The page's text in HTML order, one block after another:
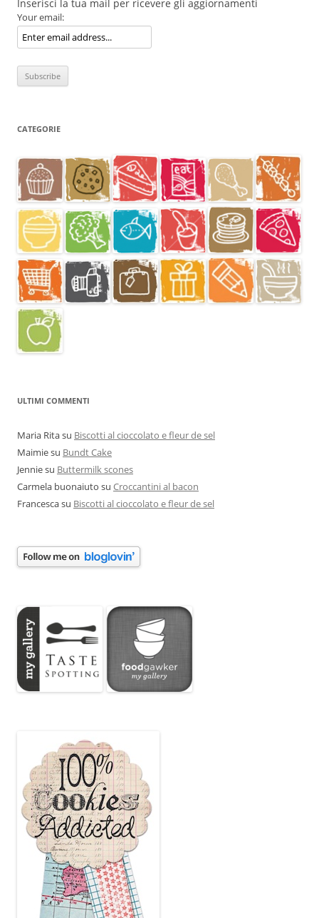
Inserisci la tua mail per ricevere gli aggiornamenti
Your email:
CATEGORIE
ULTIMI COMMENTI
Maria Ritasu Biscotti al cioccolato e fleur de sel
Maimiesu Bundt Cake
Jenniesu Buttermilk scones
Carmela buonaiuto su Croccantini al bacon
Francescasu Biscotti al cioccolato e fleur de sel